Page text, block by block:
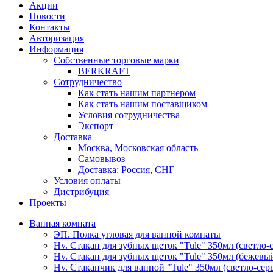
Акции
Новости
Контакты
Авторизация
Информация
Собственные торговые марки
BERKRAFT
Сотрудничество
Как стать нашим партнером
Как стать нашим поставщиком
Условия сотрудничества
Экспорт
Доставка
Москва, Московская область
Самовывоз
Доставка: Россия, СНГ
Условия оплаты
Дистрибуция
Проекты
Ванная комната
ЭП. Полка угловая для ванной комнаты
Hv. Стакан для зубных щеток "Tule" 350мл (светло-
Hv. Стакан для зубных щеток "Tule" 350мл
Hv. Стаканчик для ванной "Tule" 350мл (светло-